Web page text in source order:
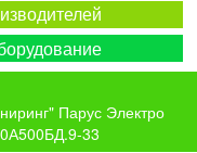
Парус Электро
33